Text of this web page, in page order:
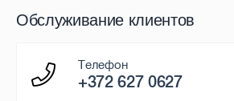
Обслуживание клиентов
Телефон
+372 627 0627